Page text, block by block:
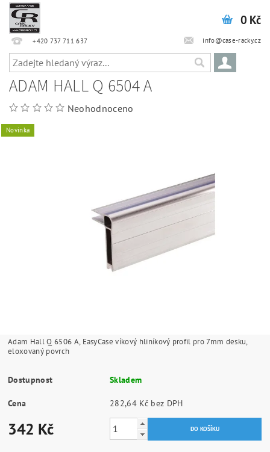
+420 737 711 637 info@case-racky.cz
0 Kč
ADAM HALL Q 6504 A
Neohodnoceno
Novinka
Adam Hall Q 6506 A, EasyCase víkový hliníkový profil pro 7mm desku,
eloxovaný povrch
Dostupnost Skladem
Cena 282,64 Kč bez DPH
342 Kč